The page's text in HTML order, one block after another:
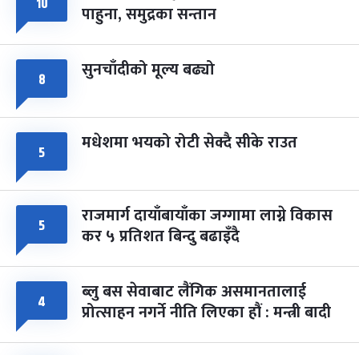
चैत्र ८, २०८३-Mar 22, 2027
पाहुना, समुद्रका सन्तान
८ सुनचाँदीको मूल्य बढ्यो
५ मधेशमा भयको रोटी सेक्दै सीके राउत
५ राजमार्ग दायाँबायाँका जग्गामा लाग्ने विकास
कर ५ प्रतिशत बिन्दु बढाइँदै
४ ब्लु बस सेवाबाट लैंगिक असमानतालाई
प्रोत्साहन नगर्ने नीति लिएका हौं : मन्त्री बादी